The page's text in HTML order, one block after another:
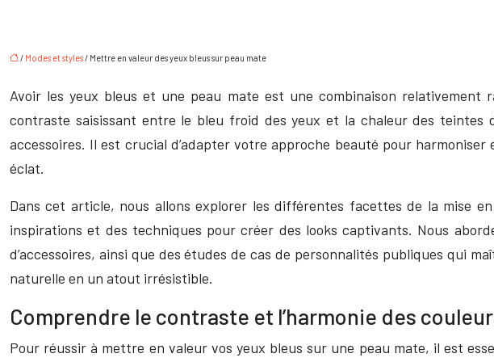
/ Modes et styles/ Mettre en valeur des yeux bleus sur peau mate
Avoir les yeux bleus et une peau mate est une combinaison
contraste saisissant entre le bleu froid des yeux et la chaleur des
accessoires. Il est crucial d’adapter votre approche beauté pour
éclat.
Dans cet article, nous allons explorer les différentes facettes de la mise
inspirations et des techniques pour créer des looks captivants. Nous
d’accessoires, ainsi que des études de cas de personnalités publiques qui
naturelle en un atout irrésistible.
Comprendre le contraste et l’harmonie des
Pour réussir à mettre en valeur vos yeux bleus sur une peau mate, il est